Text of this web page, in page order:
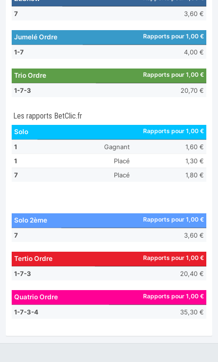
7 3,60 €
Jumelé Ordre Rapports pour 1,00 €
1-7 4,00 €
Trio Ordre Rapports pour 1,00 €
1-7-3 20,70 €
Les rapports BetClic.fr
Solo Rapports pour 1,00 €
1 Gagnant
1,60 €
1
Placé
1,30 €
7
Placé 1,80 €
Solo 2ème Rapports pour 1,00 €
7 3,60 €
Tertio Ordre Rapports pour 1,00 €
1-7-3 20,40 €
Quatrio Ordre Rapports pour 1,00 €
1-7-3-4 35,30 €